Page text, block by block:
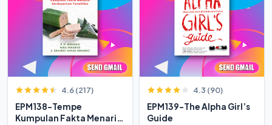
4.6 (217)
EPM138-Tempe
Kumpulan Fakta Menarik
4.3 (90)
EPM139-The Alpha Girl’s
Guide